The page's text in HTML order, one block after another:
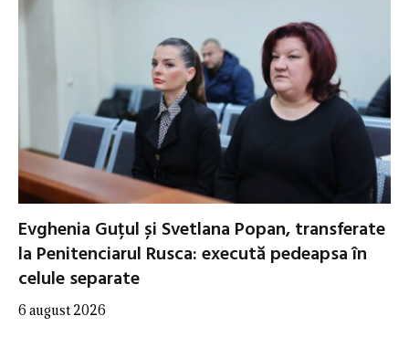
Evghenia Guțul și Svetlana Popan, transferate
la Penitenciarul Rusca: execută pedeapsa în
celule separate
6 august 2026